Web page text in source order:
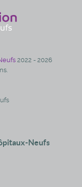
2022 - 2026
Neufs